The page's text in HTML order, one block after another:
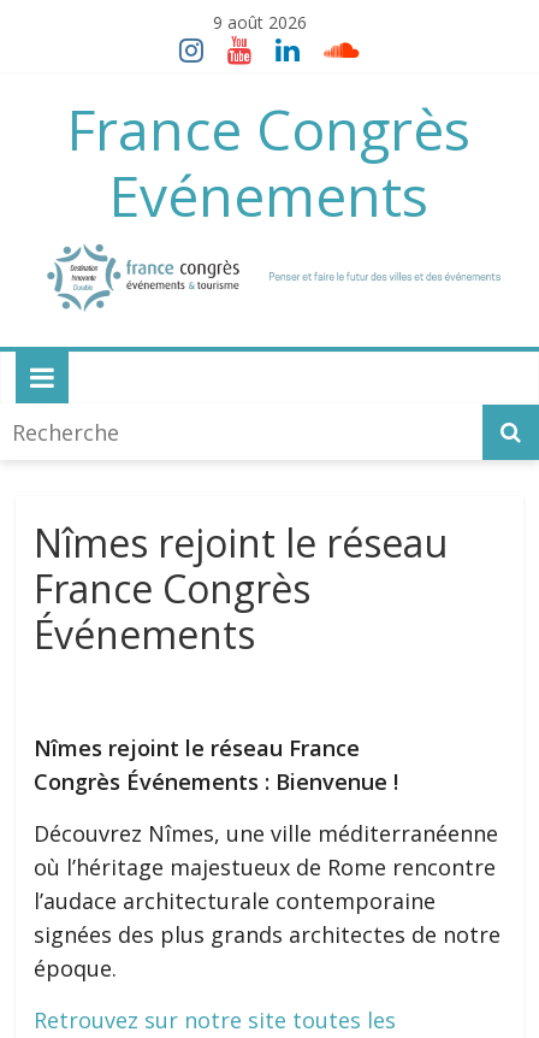
9 août 2026
France Congrès
Evénements
Nîmes rejoint le réseau
France Congrès
Événements
Nîmes rejoint le réseau France
Congrès Événements : Bienvenue !
Découvrez Nîmes, une ville méditerranéenne
où l’héritage majestueux de Rome rencontre
l’audace architecturale contemporaine
signées des plus grands architectes de notre
époque.
Retrouvez sur notre site toutes les